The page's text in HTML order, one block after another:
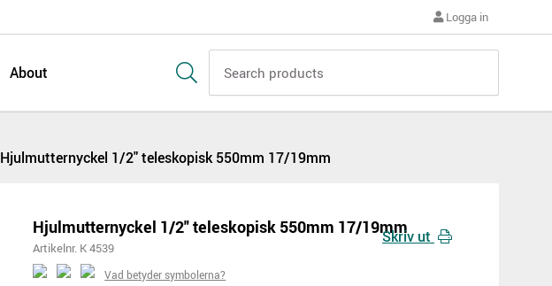
Logga in
About
Hjulmutternyckel 1/2" teleskopisk 550mm 17/19mm
Hjulmutternyckel 1/2" teleskopisk 550mm 17/19mm
Artikelnr. K 4539
Vad betyder symbolerna?
Skriv ut